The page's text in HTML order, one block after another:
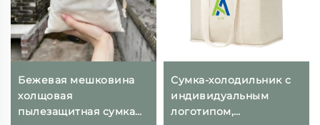
Бежевая мешковина
холщовая
пылезащитная сумка
Сумка-холодильник с
индивидуальным
логотипом,